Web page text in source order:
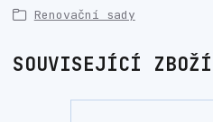
Renovační sady
SOUVISEJÍCÍ ZBOŽÍ